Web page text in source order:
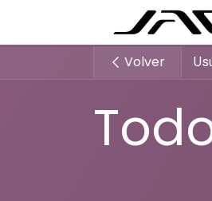
Volver